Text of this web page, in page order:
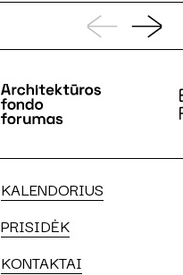
KALENDORIUS
PRISIDĖK
KONTAKTAI